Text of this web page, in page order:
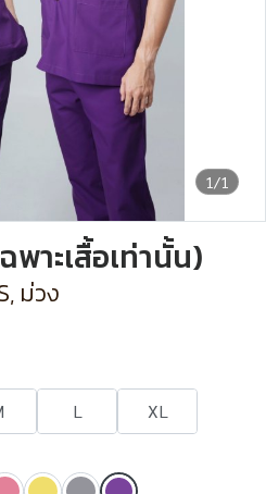
1/1
พาะเสื้อเท่านั้น)
ม่วง
L XL